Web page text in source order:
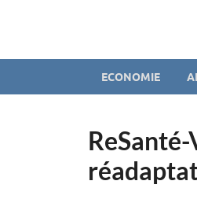
ECONOMIE